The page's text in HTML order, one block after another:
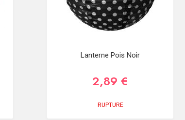
Lanterne Pois Noir
2,89 €
RUPTURE